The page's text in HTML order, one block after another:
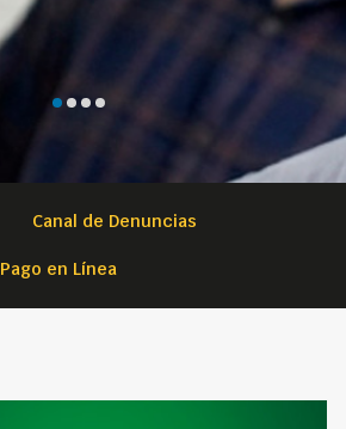
Canal de Denuncias
Pago en Línea